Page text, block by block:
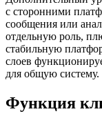
с сторонними
сообщения или
отдельную роль,
стабильную
слоев
для общую систему.
Функция